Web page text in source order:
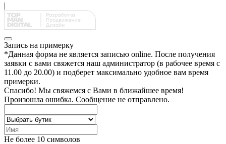
|
Запись на примерку
*Данная форма не является записью online. После получения
заявки с вами свяжется наш администратор (в рабочее время с
11.00 до 20.00) и подберет максимально удобное вам время
примерки.
Спасибо! Мы свяжемся с Вами в ближайшее время!
Произошла ошибка. Сообщение не отправлено.
Не более 10 символов